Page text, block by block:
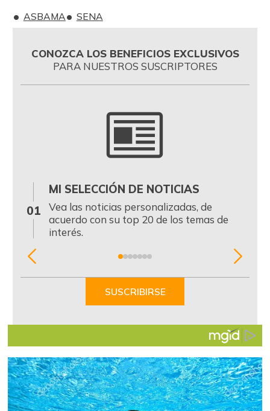
ASBAMA
SENA
CONOZCA LOS BENEFICIOS EXCLUSIVOS
PARA NUESTROS SUSCRIPTORES
01
MI SELECCIÓN DE NOTICIAS
Vea las noticias personalizadas, de
acuerdo con su top 20 de los temas de
interés.
Item
SUSCRIBIRSE